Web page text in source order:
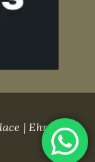
| Ehret